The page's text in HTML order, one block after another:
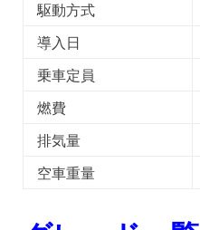
駆動方式
導入日
乗車定員
燃費
排気量
空車重量